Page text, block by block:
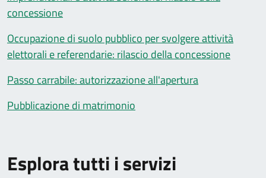
Esplora tutti i servizi
concessione
Occupazione di suolo pubblico per svolgere attività
elettorali e referendarie: rilascio della concessione
Passo carrabile: autorizzazione all'apertura
Pubblicazione di matrimonio